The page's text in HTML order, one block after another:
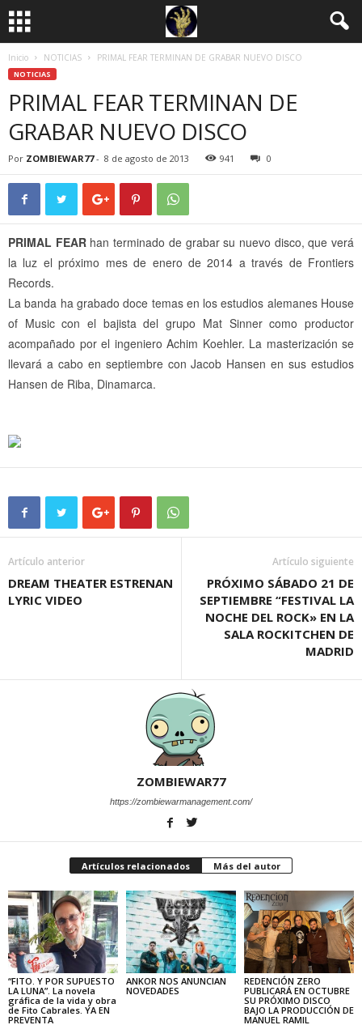
Inicio NOTICIAS PRIMAL FEAR TERMINAN DE GRABAR NUEVO DISCO
NOTICIAS
PRIMAL FEAR TERMINAN DE
GRABAR NUEVO DISCO
Por ZOMBIEWAR77- 8 de agosto de 2013 941 0
PRIMAL FEARhan terminado de grabar su nuevo disco, que verá
la luz el próximo mes de enero de 2014 a través de Frontiers
Records.
La banda ha grabado doce temas en los estudios alemanes House
of Music con el bajista del grupo Mat Sinner como productor
acompañado por el ingeniero Achim Koehler. La masterización se
llevará a cabo en septiembre con Jacob Hansen en sus estudios
Hansen de Riba, Dinamarca.
Artículo anterior
DREAM THEATER ESTRENAN
LYRIC VIDEO
Artículo siguiente
PRÓXIMO SÁBADO 21 DE
SEPTIEMBRE “FESTIVAL LA
NOCHE DEL ROCK» EN LA
SALA ROCKITCHEN DE
MADRID
ZOMBIEWAR77
https://zombiewarmanagement.com/
Artículos relacionados Más del autor
“FITO. Y POR SUPUESTO
LA LUNA”. La novela
gráfica de la vida y obra
de Fito Cabrales. YA EN
PREVENTA
ANKOR NOS ANUNCIAN
NOVEDADES
REDENCIÓN ZERO
PUBLICARÁ EN OCTUBRE
SU PRÓXIMO DISCO
BAJO LA PRODUCCIÓN DE
MANUEL RAMIL